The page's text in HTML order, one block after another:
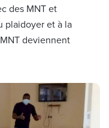
des MNT et
plaidoyer et à la
deviennent